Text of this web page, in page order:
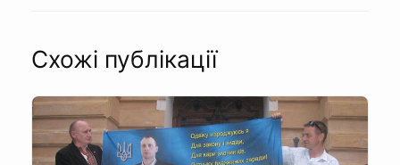
Схожі публікації